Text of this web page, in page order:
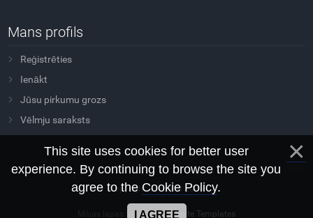
Mans profils
Reģistrēties
Ienākt
Jūsu pirkumu grozs
Vēlmju saraksts
Copyright Sovtus © 2026
Mājas lapas šablonsMorganite Templates
This site uses cookies for better user
experience. By continuing to browse the site you
agree to the Cookie Policy.
I AGREE